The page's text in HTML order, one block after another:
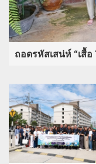
ถอดรหัสเสน่ห์ “เสื้